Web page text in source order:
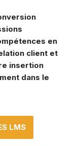
en
client et
insertion
dans le
LMS